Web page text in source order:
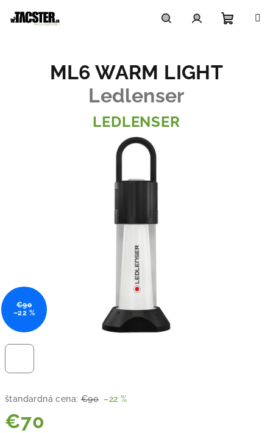
štandardná cena: €90 –22 %
€70
ML6 WARM LIGHT
Ledlenser
LEDLENSER
€90
–22 %